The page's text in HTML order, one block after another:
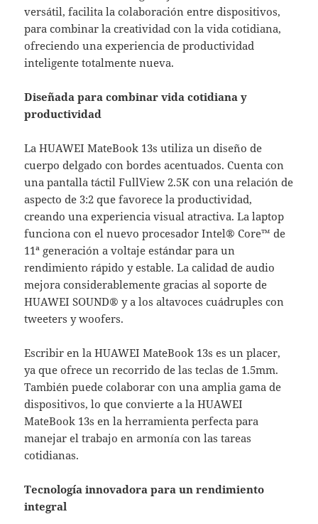
versátil, facilita la colaboración entre dispositivos,
para combinar la creatividad con la vida cotidiana,
ofreciendo una experiencia de productividad
inteligente totalmente nueva.
Diseñada para combinar vida cotidiana y
productividad
La HUAWEI MateBook 13s utiliza un diseño de
cuerpo delgado con bordes acentuados. Cuenta con
una pantalla táctil FullView 2.5K con una relación de
aspecto de 3:2 que favorece la productividad,
creando una experiencia visual atractiva. La laptop
funciona con el nuevo procesador Intel® Core™ de
11ª generación a voltaje estándar para un
rendimiento rápido y estable. La calidad de audio
mejora considerablemente gracias al soporte de
HUAWEI SOUND® y a los altavoces cuádruples con
tweeters y woofers.
Escribir en la HUAWEI MateBook 13s es un placer,
ya que ofrece un recorrido de las teclas de 1.5mm.
También puede colaborar con una amplia gama de
dispositivos, lo que convierte a la HUAWEI
MateBook 13s en la herramienta perfecta para
manejar el trabajo en armonía con las tareas
cotidianas.
Tecnología innovadora para un rendimiento
integral